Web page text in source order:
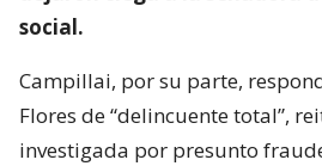
social.
Campillai, por su parte,
Flores de “delincuente total”,
investigada por presunto